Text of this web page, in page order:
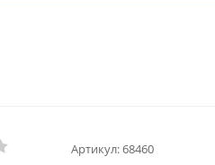
Артикул:68460